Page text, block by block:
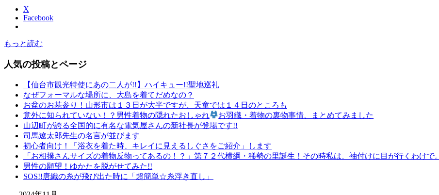
X
Facebook
もっと読む
人気の投稿とページ
【仙台市観光特使にあの二人が!!】ハイキュー!!聖地巡礼
なぜフォーマルな場所に、大島を着てだめなの？
お盆のお墓参り！山形市は１３日が大半ですが、天童では１４日のところも
意外に知られていない！？男性着物の隠れたおしゃれ
お羽織・着物の裏物事情、まとめてみました
山辺町が誇る全国的に有名な電気屋さんの新社長が登場です!!
司馬遼太郎先生の名言が並びます
初心者向け！「浴衣を着た時、キレイに見えるしぐさをご紹介」します
「お相撲さんサイズの着物反物ってあるの！？」第７２代横綱・稀勢の里誕生！その時私は、袖付けに目が行くわけで。
男性の願望！ゆかたを脱がせてみた!!
SOS!!唐織の糸が飛び出た時に「超簡単☆糸浮き直し」